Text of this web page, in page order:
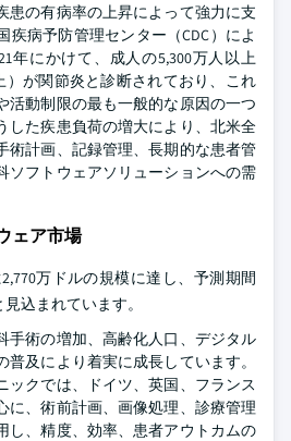
患の有病率の上昇によって強力に支
疾病予防管理センター（CDC）によ
年にかけて、成人の5,300万人以上
）が関節炎と診断されており、これ
活動制限の最も一般的な原因の一つ
した疾患負荷の増大により、北米全
術計画、記録管理、長期的な患者管
ソフトウェアソリューションへの需
ェア市場
万ドルの規模に達し、予測期間
込まれています。
手術の増加、高齢化人口、デジタル
及により着実に成長しています。
ックでは、ドイツ、英国、フランス
に、術前計画、画像処理、診療管理
し、精度、効率、患者アウトカムの